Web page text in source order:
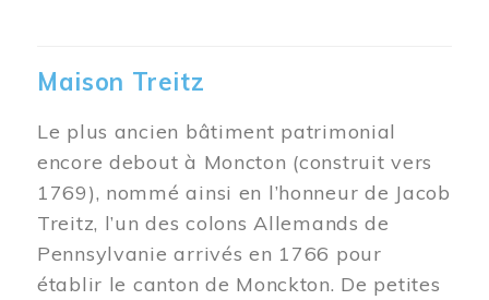
Maison Treitz
Le plus ancien bâtiment patrimonial
encore debout à Moncton (construit vers
1769), nommé ainsi en l’honneur de Jacob
Treitz, l’un des colons Allemands de
Pennsylvanie arrivés en 1766 pour
établir le canton de Monckton. De petites